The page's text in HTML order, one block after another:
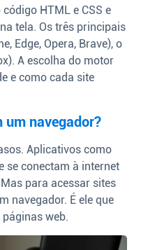
HTML e CSS e
tela. Os três principais
Edge, Opera, Brave), o
A escolha do motor
e como cada site
um navegador?
Aplicativos como
se conectam à internet
para acessar sites
navegador. É ele que
web.